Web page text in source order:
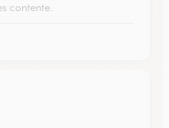
contente.